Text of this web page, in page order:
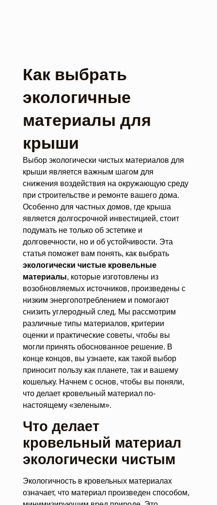
Как выбрать
экологичные
материалы для
крыши
Выбор экологически чистых материалов для
крыши является важным шагом для
снижения воздействия на окружающую среду
при строительстве и ремонте вашего дома.
Особенно для частных домов, где крыша
является долгосрочной инвестицией, стоит
подумать не только об эстетике и
долговечности, но и об устойчивости. Эта
статья поможет вам понять, как выбрать
экологически чистые кровельные
материалы, которые изготовлены из
возобновляемых источников, произведены с
низким энергопотреблением и помогают
снизить углеродный след. Мы рассмотрим
различные типы материалов, критерии
оценки и практические советы, чтобы вы
могли принять обоснованное решение. В
конце концов, вы узнаете, как такой выбор
приносит пользу как планете, так и вашему
кошельку. Начнем с основ, чтобы вы поняли,
что делает кровельный материал по-
настоящему «зеленым».
Что делает
кровельный материал
экологически чистым
Экологичность в кровельных материалах
означает, что материал произведен способом,